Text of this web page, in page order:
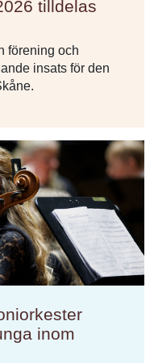
tilldelas
förening och
insats för den
inom